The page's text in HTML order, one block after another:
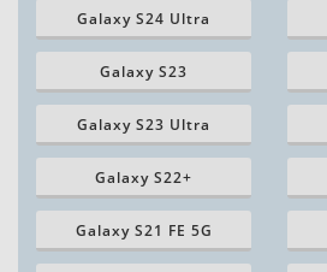
Galaxy S24 Ultra
Galaxy S23
Galaxy S23 Ultra
Galaxy S22+
Galaxy S21 FE 5G